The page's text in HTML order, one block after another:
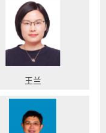
王兰